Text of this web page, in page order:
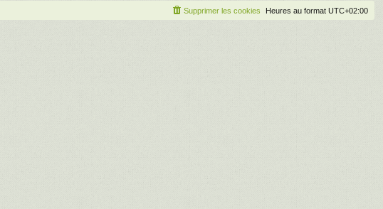
Heures au format UTC+02:00
Supprimer les cookies